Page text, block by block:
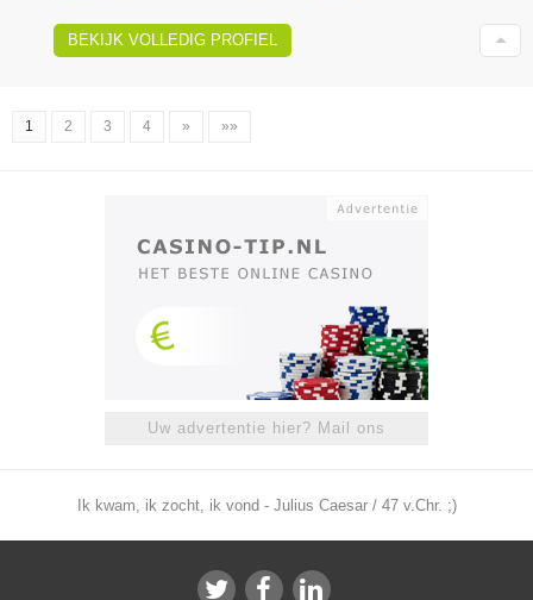
BEKIJK VOLLEDIG PROFIEL
1 2 3 4 » »»
Uw advertentie hier? Mail ons
Ik kwam, ik zocht, ik vond - Julius Caesar / 47 v.Chr. ;)